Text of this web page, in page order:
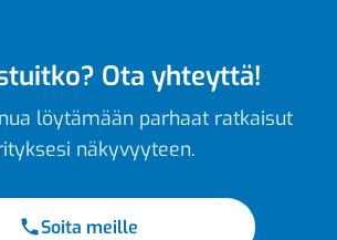
Ota yhteyttä!
löytämään parhaat ratkaisut
näkyvyyteen.
Soita meille